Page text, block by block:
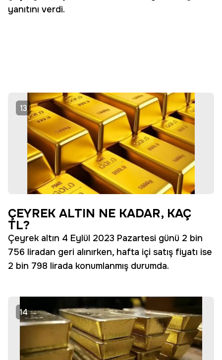
yanıtını verdi.
13
ÇEYREK ALTIN NE KADAR, KAÇ
TL?
Çeyrek altın 4 Eylül 2023 Pazartesi günü 2 bin
756 liradan geri alınırken, hafta içi satış fiyatı ise
2 bin 798 lirada konumlanmış durumda.
14